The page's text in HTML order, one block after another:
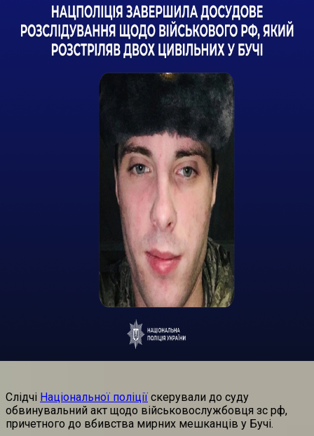
Слідчі Національної поліції скерували до суду
обвинувальний акт щодо військовослужбовця зс рф,
причетного до вбивства мирних мешканців у Бучі.